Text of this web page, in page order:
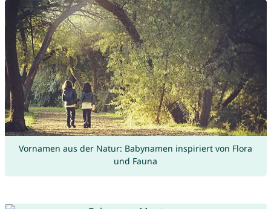
Vornamen aus der Natur: Babynamen inspiriert von Flora
und Fauna